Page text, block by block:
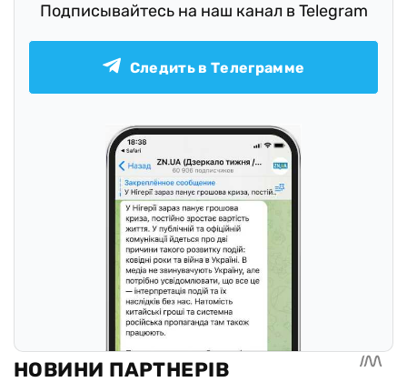
Подписывайтесь на наш канал в Telegram
Следить в Телеграмме